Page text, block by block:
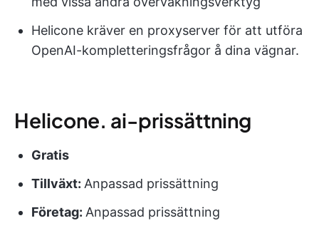
Helicone kräver en proxyserver för att utföra
OpenAI-kompletteringsfrågor å dina vägnar.
Helicone. ai-prissättning
Gratis
Tillväxt: Anpassad prissättning
Företag: Anpassad prissättning